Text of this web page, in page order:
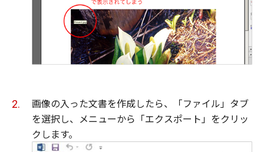
画像の入った文書を作成したら、「ファイル」タブ
を選択し、メニューから「エクスポート」をクリッ
クします。